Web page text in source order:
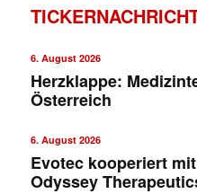
6. August 2026
Herzklappe:
Österreich
6. August 2026
Evotec kooperiert
Odyssey